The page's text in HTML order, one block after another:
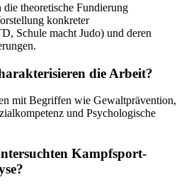
theoretische Fundierung
konkreter
Schule macht Judo) und deren
die Arbeit?
mit Begriffen wie Gewaltprävention,
und Psychologische
Kampfsport-